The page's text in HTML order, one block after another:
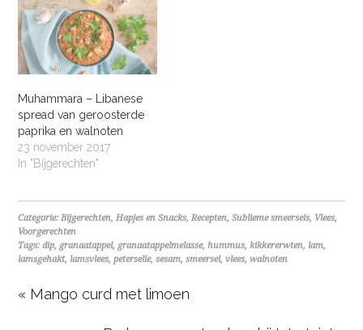
Muhammara – Libanese
spread van geroosterde
paprika en walnoten
23 november 2017
In "Bijgerechten"
Categorie:Bijgerechten,Hapjes en Snacks,Recepten,Sublieme smeersels, Vlees,
Voorgerechten
Tags:dip, granaatappel, granaatappelmelasse,hummus,kikkererwten, lam,
lamsgehakt, lamsvlees,peterselie,sesam,smeersel,vlees,walnoten
« Mango curd met limoen